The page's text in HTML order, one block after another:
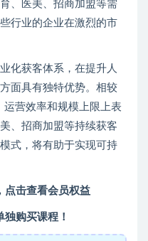
、医美、招商加盟等需
行业的企业在激烈的市
化获客体系，在提升人
面具有独特优势。相较
运营效率和规模上限上表
、招商加盟等持续获客
式，将有助于实现可持
点击查看会员权益
购买课程！